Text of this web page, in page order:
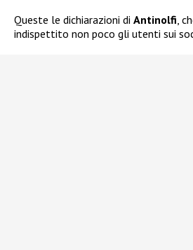
Queste le dichiarazioni di Antinolfi,
indispettito non poco gli utenti sui